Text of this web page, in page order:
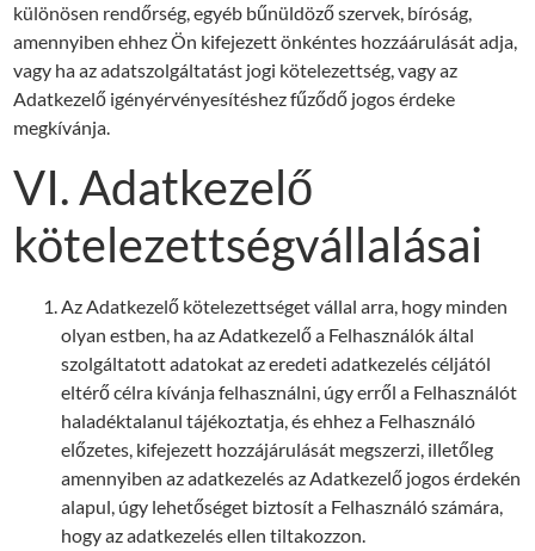
különösen rendőrség, egyéb bűnüldöző szervek, bíróság,
amennyiben ehhez Ön kifejezett önkéntes hozzáárulását adja,
vagy ha az adatszolgáltatást jogi kötelezettség, vagy az
Adatkezelő igényérvényesítéshez fűződő jogos érdeke
megkívánja.
VI. Adatkezelő
kötelezettségvállalásai
Az Adatkezelő kötelezettséget vállal arra, hogy minden
olyan estben, ha az Adatkezelő a Felhasználók által
szolgáltatott adatokat az eredeti adatkezelés céljától
eltérő célra kívánja felhasználni, úgy erről a Felhasználót
haladéktalanul tájékoztatja, és ehhez a Felhasználó
előzetes, kifejezett hozzájárulását megszerzi, illetőleg
amennyiben az adatkezelés az Adatkezelő jogos érdekén
alapul, úgy lehetőséget biztosít a Felhasználó számára,
hogy az adatkezelés ellen tiltakozzon.